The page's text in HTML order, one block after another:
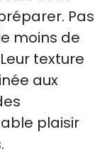
Pas
moins de
texture
aux
plaisir